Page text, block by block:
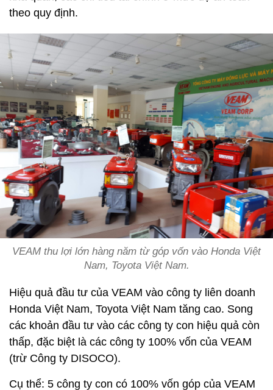
theo quy định.
VEAM thu lợi lớn hàng năm từ góp vốn vào Honda Việt
Nam, Toyota Việt Nam.
Hiệu quả đầu tư của VEAM vào công ty liên doanh
Honda Việt Nam, Toyota Việt Nam tăng cao. Song
các khoản đầu tư vào các công ty con hiệu quả còn
thấp, đặc biệt là các công ty 100% vốn của VEAM
(trừ Công ty DISOCO).
Cụ thể: 5 công ty con có 100% vốn góp của VEAM